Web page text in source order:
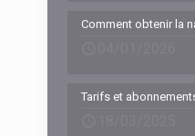
Comment obtenir la
Tarifs et